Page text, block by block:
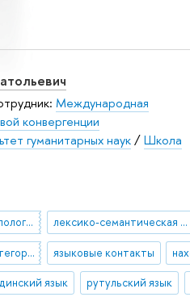
Международная
конвергенции
гуманитарных наук/Школа
грамматическая типология лексико-семантическая типология
грамматические категории глагола языковые контакты
язык рутульский язык